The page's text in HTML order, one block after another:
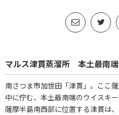
マルス津貫蒸溜所 本土最南
南さつま市加世田「津貫」。ここ
中に佇む、本土最南端のウイスキ
薩摩半島南西部に位置する津貫は